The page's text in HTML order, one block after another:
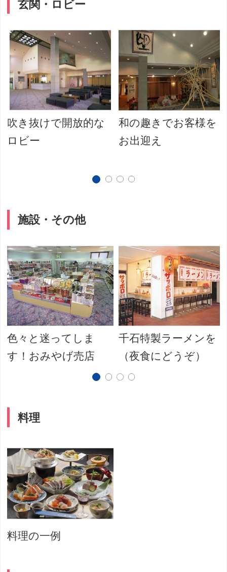
玄関・ロビー
吹き抜けで開放的な
ロビー
和の趣きでお客様を
お出迎え
施設・その他
色々と迷ってしま
す！おみやげ売店
千石特製ラーメンを
（夜食にどうぞ）
料理
料理の一例